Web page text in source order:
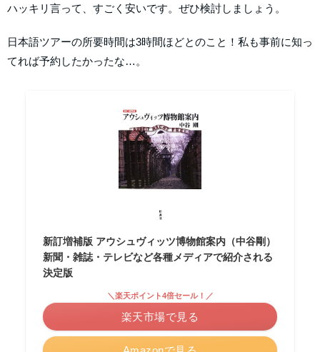
ハッキリ言って、すごく安いです。ぜひ検討しましょう。
日本語ツアーの所要時間は3時間ほどとのこと！私も事前に知っ
てれば予約したかったな…。
新訂増補版 アウシュヴィッツ博物館案内（中谷剛）
新聞・雑誌・テレビなど各種メディアで紹介される
決定版
＼楽天ポイント4倍セール！／
楽天市場で見る